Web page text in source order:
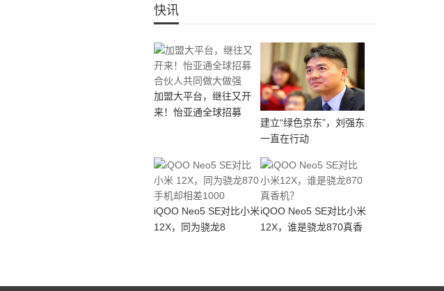
快讯
加盟大平台，继往又开
来！怡亚通全球招募
建立“绿色京东”，刘强东
一直在行动
iQOO Neo5 SE对比小米
12X，同为骁龙8
iQOO Neo5 SE对比小米
12X，谁是骁龙870真香